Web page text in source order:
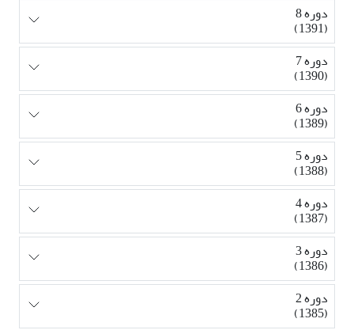
دوره 8
(1391)
دوره 7
(1390)
دوره 6
(1389)
دوره 5
(1388)
دوره 4
(1387)
دوره 3
(1386)
دوره 2
(1385)